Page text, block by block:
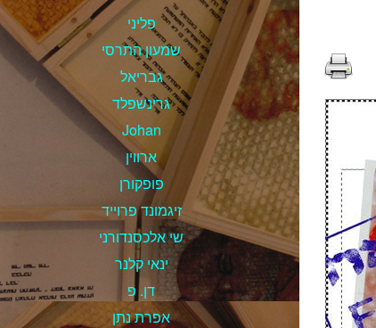
פליני
שמעון התרסי
גבריאל
גרינשפלד
Johan
ארווין
פופקורן
זיגמונד פרוייד
שי אלכסנדורני
ינאי קלנר
דן. פ
אפרת נתן